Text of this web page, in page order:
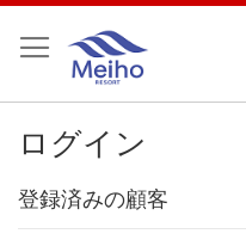
ン
テ
に
ス
キ
ッ
ログイン
登録済みの顧客